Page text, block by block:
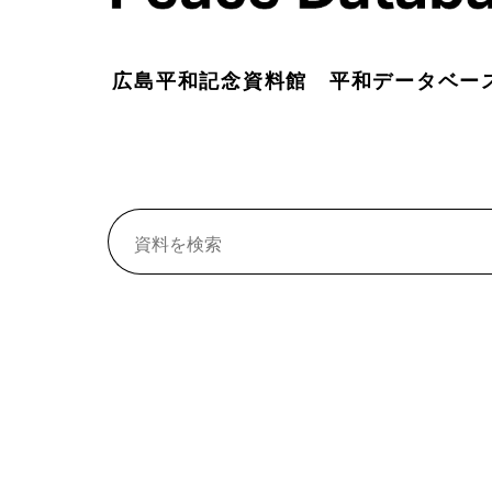
広島平和記念資料館 平和データベー